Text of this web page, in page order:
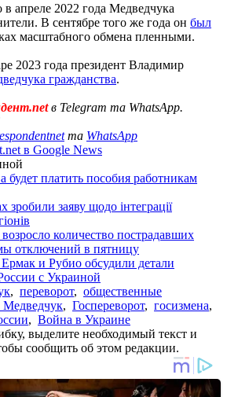
в апреле 2022 года Медведчука
В сентябре того же года он был
масштабного обмена пленными.
2023 года президент Владимир
гражданства.
в Telegram та WhatsApp.
та WhatsApp
в Google News
будет платить пособия работникам
зробили заяву щодо інтеграції
количество пострадавших
отключений в пятницу
и Рубио обсудили детали
с Украиной
, переворот, общественные
Медведчук, Госпереворот, госизмена,
, Война в Украине
выделите необходимый текст и
сообщить об этом редакции.